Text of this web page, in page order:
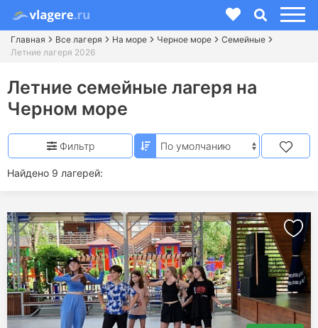
Главная Все лагеря На море Черное море
Семейные
Летние лагеря 2026
Летние семейные лагеря на
Черном море
Найдено 9 лагерей:
Фильтр